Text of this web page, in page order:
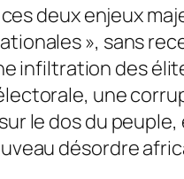
deux enjeux
», sans
infiltration des
une
le dos du
désordre